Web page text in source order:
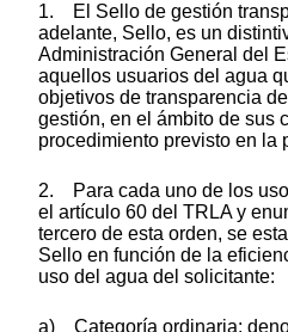
1. El Sello de gestión
adelante, Sello, es un
Administración General del
aquellos usuarios del agua
objetivos de transparencia
gestión, en el ámbito de sus
procedimiento previsto en la
2. Para cada uno de los
el artículo 60 del TRLA y
tercero de esta orden, se
Sello en función de la
uso del agua del solicitante:
a) Categoría ordinaria: